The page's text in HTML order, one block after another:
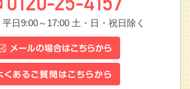
日9:00～17:00土・日・祝日除く